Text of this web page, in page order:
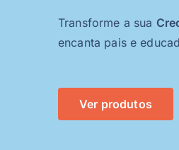
Transforme a sua
encanta pais e
Ver produtos